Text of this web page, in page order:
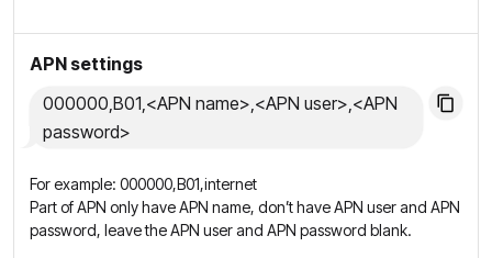
APN settings
000000,B01,<APN name>,<APN user>,<APN
password>
For example: 000000,B01,internet
Part of APN only have APN name, don’t have APN user and APN
password, leave the APN user and APN password blank.